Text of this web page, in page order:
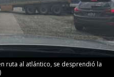
ruta al atlántico, se desprendió la